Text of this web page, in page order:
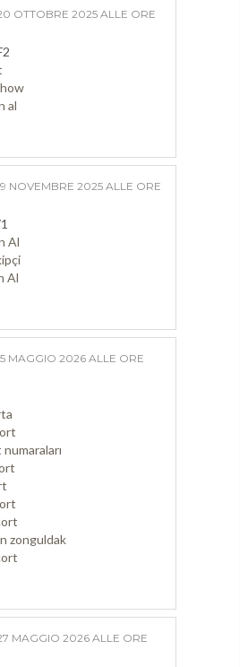
OTTOBRE 2025 ALLE ORE
al
NOVEMBRE 2025 ALLE ORE
Al
Al
MAGGIO 2026 ALLE ORE
zonguldak
MAGGIO 2026 ALLE ORE